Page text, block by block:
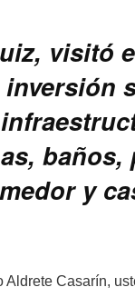
visitó
inversión
baños,
y
Casarín,